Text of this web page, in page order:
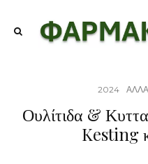
2024
Ουλίτιδα &
Kesting